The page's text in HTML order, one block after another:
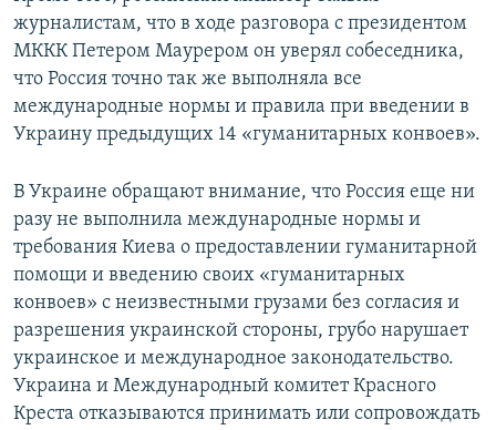
журналистам, что в ходе разговора с президентом
МККК Петером Маурером он уверял собеседника,
что Россия точно так же выполняла все
международные нормы и правила при введении в
Украину предыдущих 14 «гуманитарных конвоев».
В Украине обращают внимание, что Россия еще ни
разу не выполнила международные нормы и
требования Киева о предоставлении гуманитарной
помощи и введению своих «гуманитарных
конвоев» с неизвестными грузами без согласия и
разрешения украинской стороны, грубо нарушает
украинское и международное законодательство.
Украина и Международный комитет Красного
Креста отказываются принимать или сопровождать